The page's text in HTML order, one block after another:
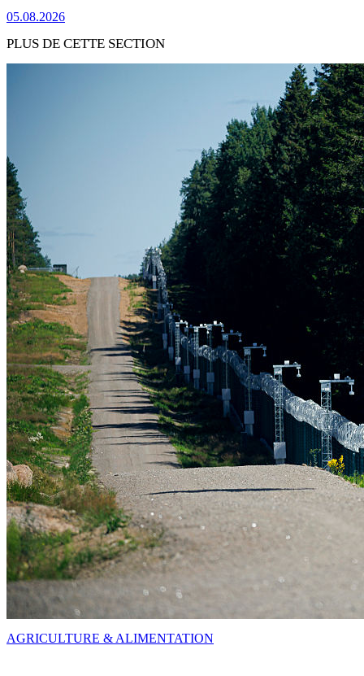
05.08.2026
PLUS DE CETTE SECTION
AGRICULTURE & ALIMENTATION